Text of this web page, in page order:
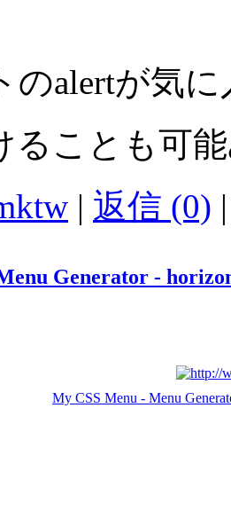
のalertが気
ることも可
| 返信 (0)
Generator -
My CSS Menu - Menu